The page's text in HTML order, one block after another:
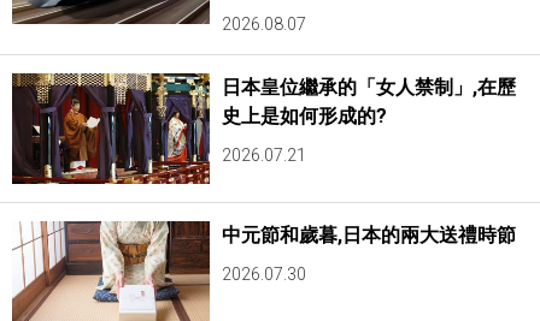
2026.08.07
日本皇位繼承的「女人禁制」,在歷
史上是如何形成的?
2026.07.21
中元節和歲暮,日本的兩大送禮時節
2026.07.30